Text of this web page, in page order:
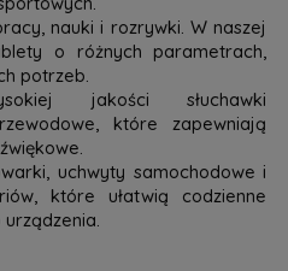
nauki i rozrywki. W naszej
o różnych parametrach,
potrzeb.
jakości słuchawki
które zapewniają
uchwyty samochodowe i
które ułatwią codzienne